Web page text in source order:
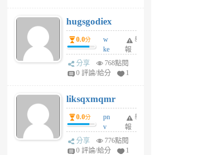
6
個
月
前
hugsgodiex
0.0分
w
ke
rv
pj
6
個
月
前
舉
報
分享
768點閱
0 評論/給分
1
liksqxmqmr
0.0分
pn
v
wt
sv
舉
報
分享
776點閱
0 評論/給分
1